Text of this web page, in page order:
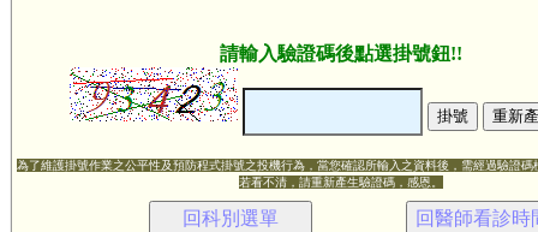
請輸入驗證碼後點選掛號鈕!!
為了維護掛號作業之公平性及預防程式掛號之投機行為，當您確認所輸入之資料後，需經過驗證碼
若看不清，請重新產生驗證碼，感恩。